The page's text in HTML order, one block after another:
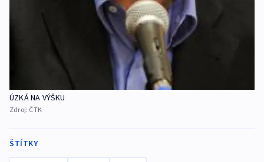
ÚZKÁ NA VÝŠKU
Zdroj: ČTK
ŠTÍTKY